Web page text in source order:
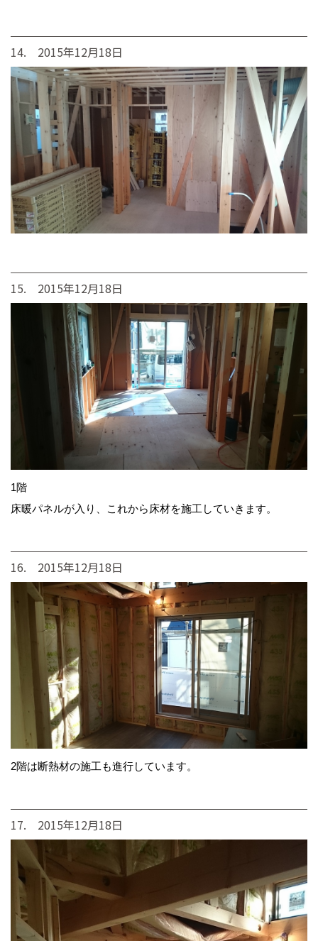
14. 2015年12月18日
15. 2015年12月18日
1階
床暖パネルが入り、これから床材を施工していきます。
16. 2015年12月18日
2階は断熱材の施工も進行しています。
17. 2015年12月18日